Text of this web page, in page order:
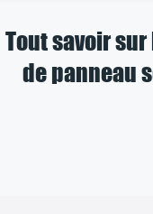
Tout savoir
de panneau